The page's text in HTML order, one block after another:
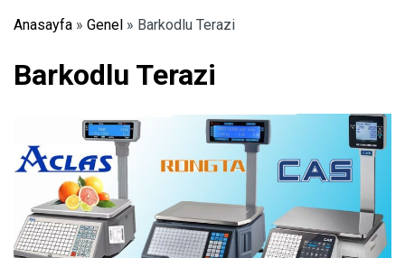
Anasayfa » Genel » Barkodlu Terazi
Barkodlu Terazi